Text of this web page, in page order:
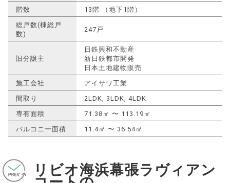
階数
13階 （地下1階）
総戸数(棟総戸
数)
247戸
旧分譲主
日鉄興和不動産
新日鉄都市開発
日本土地建物販売
施工会社
アイサワ工業
間取り
2LDK, 3LDK, 4LDK
専有面積
71.38㎡ 〜 113.19㎡
バルコニー面積
11.4㎡ 〜 36.54㎡
リビオ海浜幕張ラヴィアン